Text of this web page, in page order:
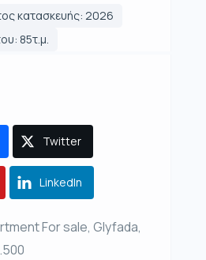
κατασκευής: 2026
85τ.μ.
Twitter
LinkedIn
For sale, Glyfada,